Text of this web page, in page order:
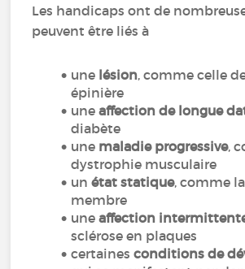
Les handicaps ont de
peuvent être liés à
une lésion, comme celle
épinière
uneaffection de longue
diabète
une maladie progressive,
dystrophie musculaire
unétat statique, comme
membre
uneaffection
sclérose en plaques
certainesconditions de